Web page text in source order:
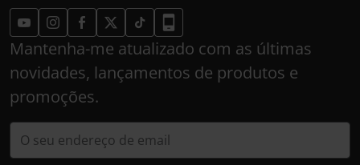
Mantenha-me atualizado com as últimas
novidades, lançamentos de produtos e
promoções.